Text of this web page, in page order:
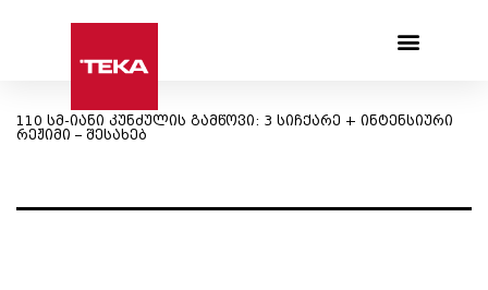
110 სმ-იანი კუნძულის გამწოვი: 3 სიჩქარე + ინტენსიური
რეჟიმი – შესახებ